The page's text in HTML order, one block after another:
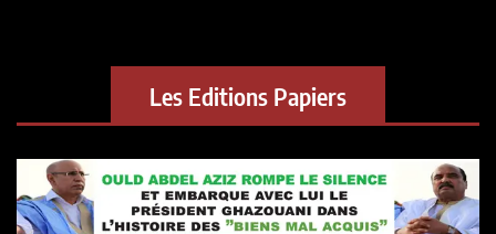
Les Editions Papiers